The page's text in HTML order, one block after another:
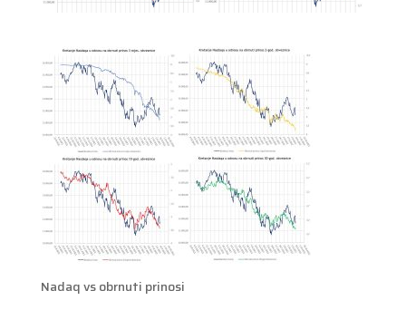
Nadaq vs obrnuti prinosi